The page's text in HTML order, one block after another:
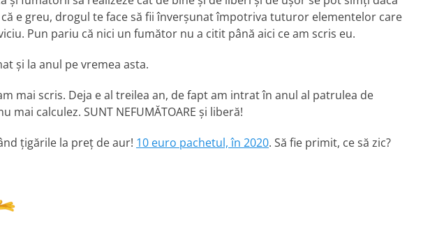
e greu, drogul te face să fii înverșunat împotriva tuturor elementelor care
Pun pariu că nici un fumător nu a citit până aici ce am scris eu.
și la anul pe vremea asta.
mai scris. Deja e al treilea an, de fapt am intrat în anul al patrulea de
mai calculez. SUNT NEFUMĂTOARE și liberă!
țigările la preț de aur! 10 euro pachetul, în 2020. Să fie primit, ce să zic?